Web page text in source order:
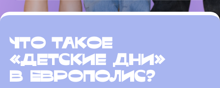
Что такое
«Детские дни»
в Европолис?